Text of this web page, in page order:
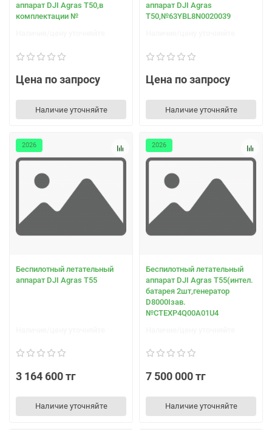
аппарат DJI Agras T50,в
комплектации №
Цена по запросу
Наличие уточняйте
аппарат DJI Agras
T50,№63YBL8N0020039
Цена по запросу
Наличие уточняйте
2026
Беспилотный летательный
аппарат DJI Agras T55
3 164 600 тг
Наличие уточняйте
2026
Беспилотный летательный
аппарат DJI Agras T55(интел.
батарея 2шт,генератор
D8000Iзав.
№СTEXP4Q00A01U4
7 500 000 тг
Наличие уточняйте